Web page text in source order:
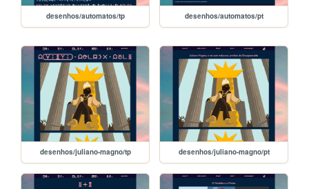
desenhos/automatos/tp desenhos/automatos/pt
desenhos/juliano-magno/tp desenhos/juliano-magno/pt